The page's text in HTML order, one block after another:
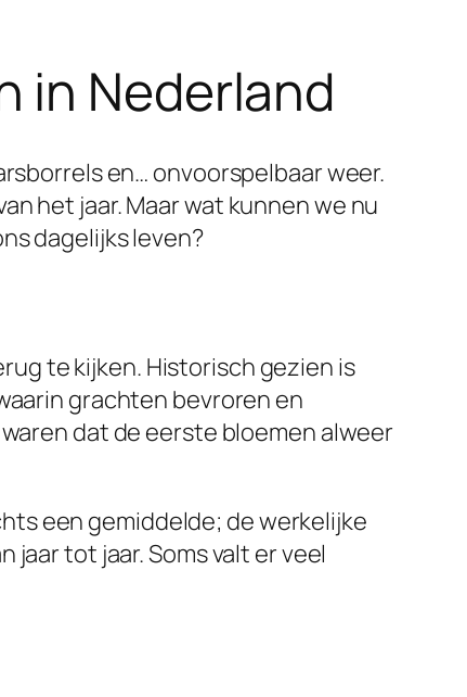
in Nederland
en… onvoorspelbaar weer.
het jaar. Maar wat kunnen we nu
dagelijks leven?
te kijken. Historisch gezien is
grachten bevroren en
dat de eerste bloemen alweer
een gemiddelde; de werkelijke
tot jaar. Soms valt er veel